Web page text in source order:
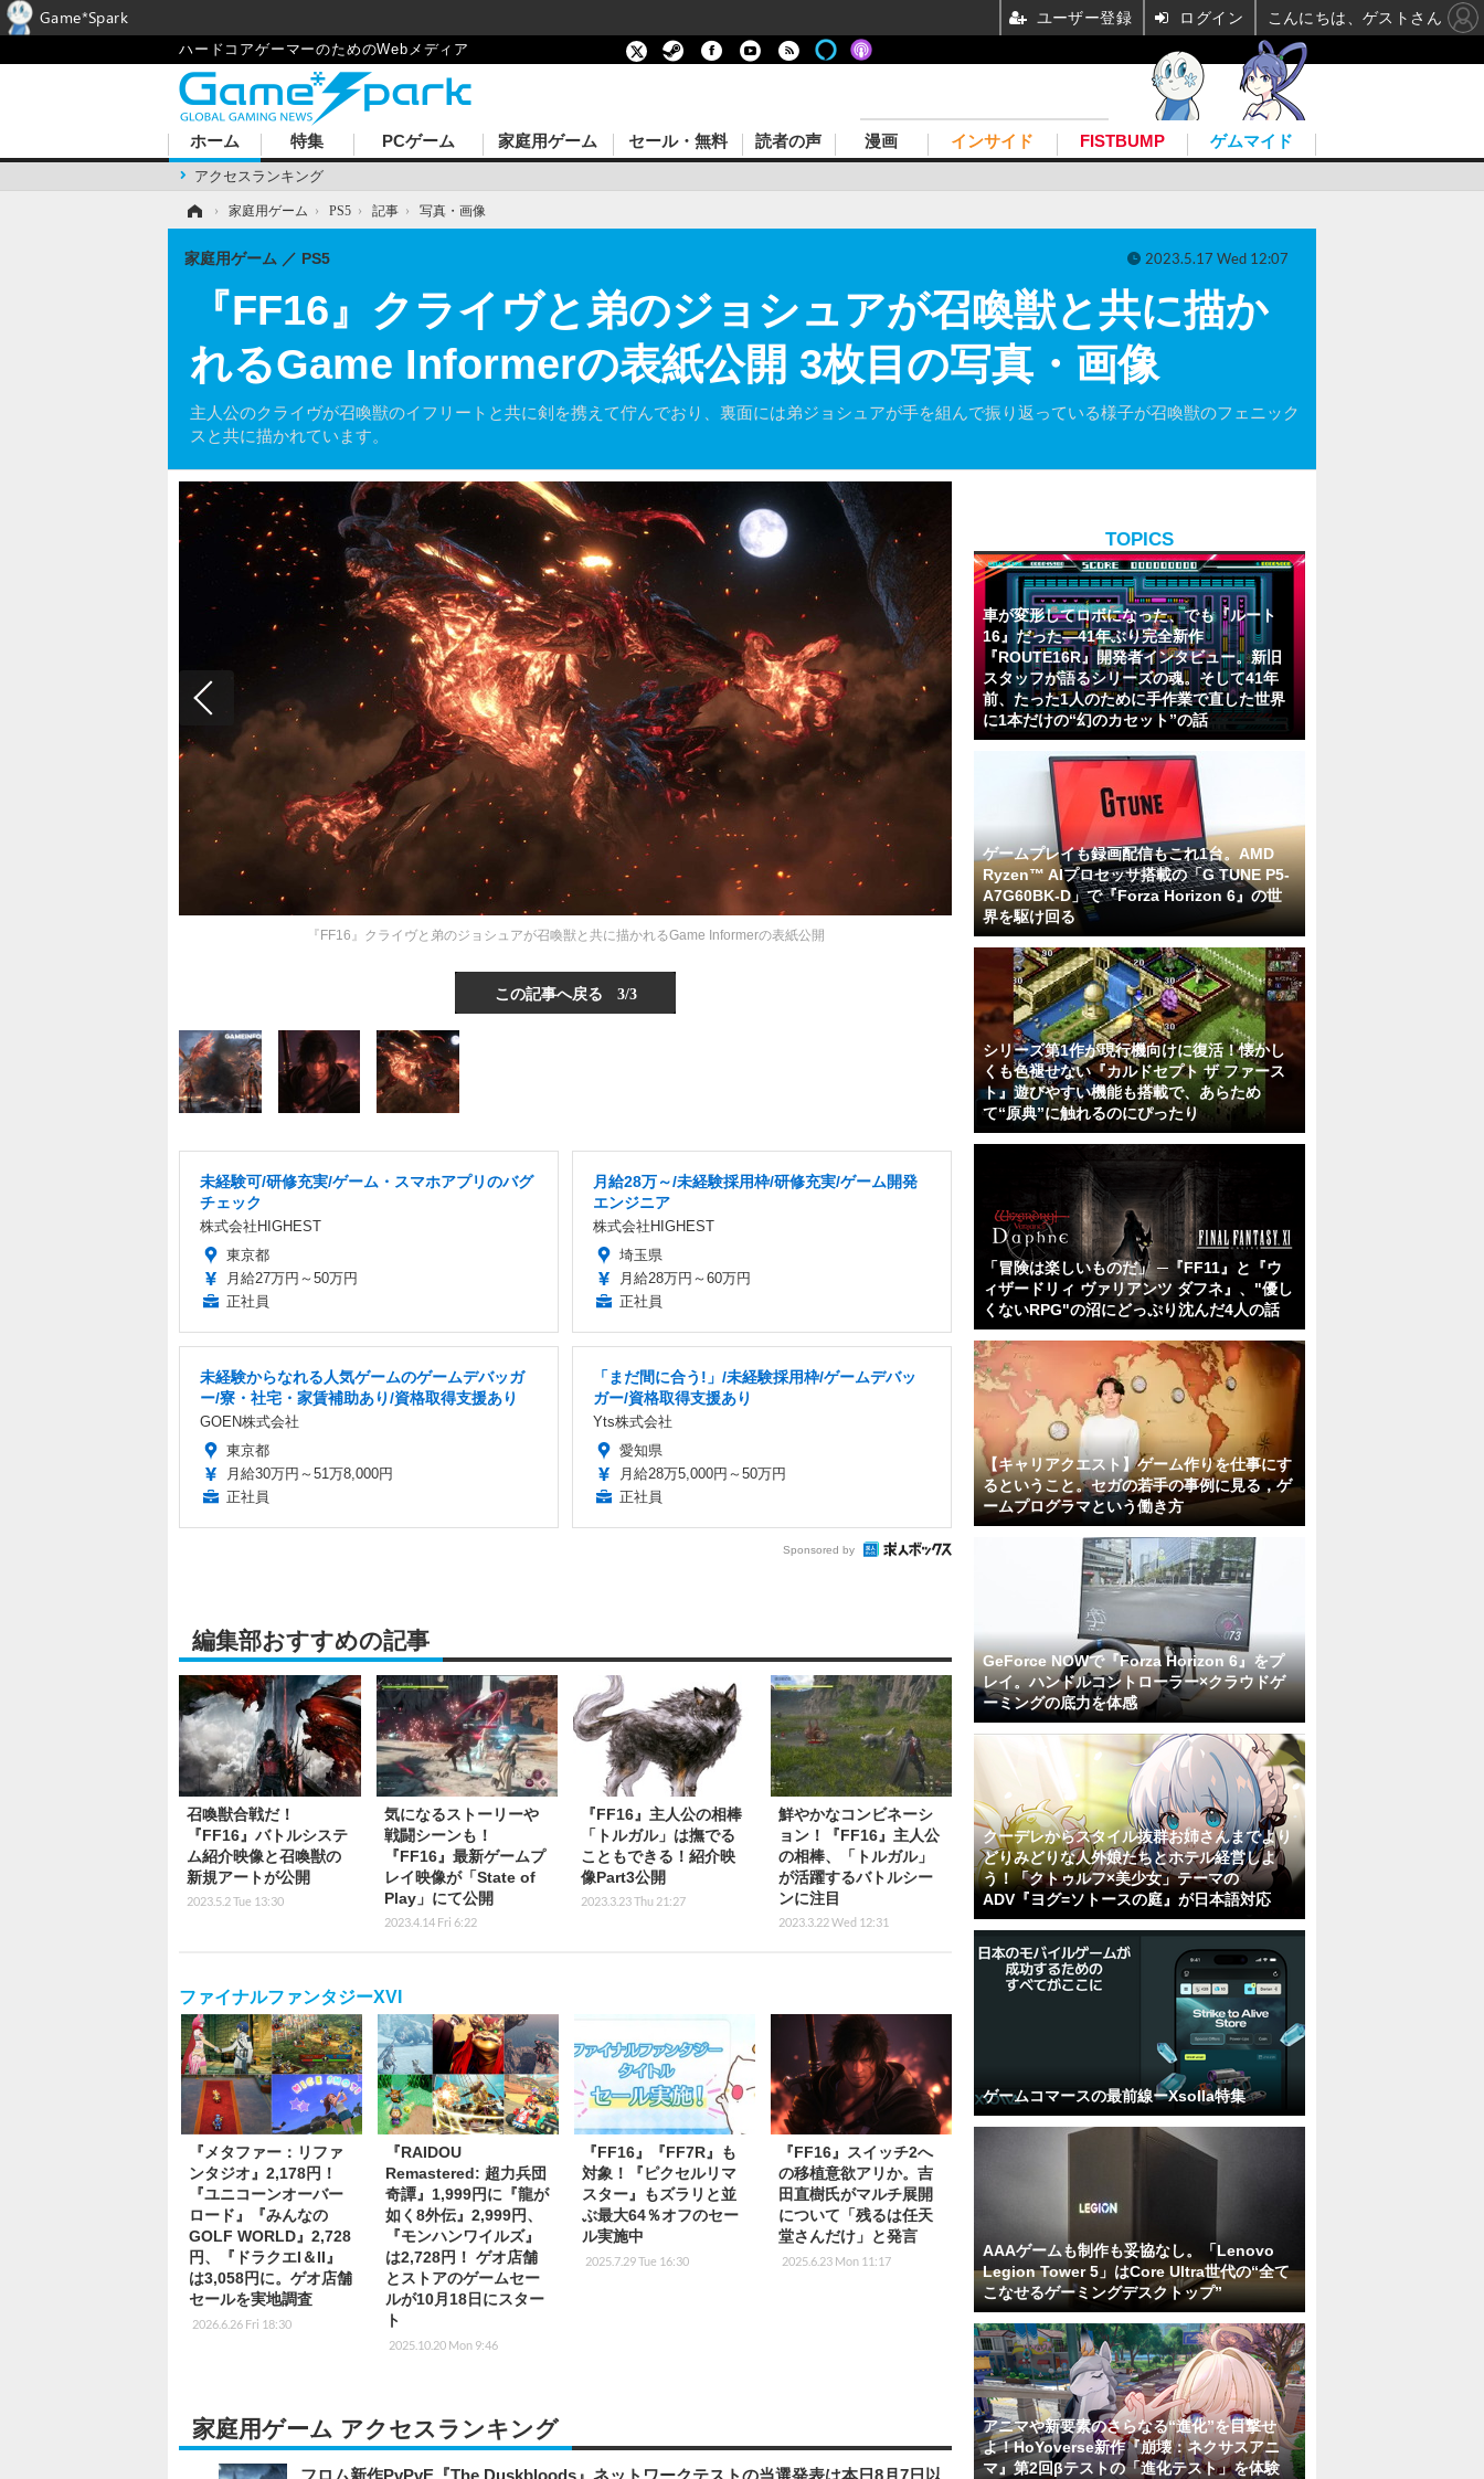
ハードコアゲーマーのためのWebメディア
ホーム
アクセスランキング
特集 PCゲーム 家庭用ゲーム セール・無料 読者の声 漫画 インサイド FISTBUMP ゲムマイド
› 家庭用ゲーム › PS5 › 記事 › 写真・画像
『FF16』クライヴと弟のジョシュアが召喚獣と共に描か
れるGame Informerの表紙公開 3枚目の写真・画像
主人公のクライヴが召喚獣のイフリートと共に剣を携えて佇んでおり、裏面には弟ジョシュアが手を組んで振り返っている様子が召喚獣のフェニック
スと共に描かれています。
家庭用ゲーム PS5 2023.5.17 Wed 12:07
『FF16』クライヴと弟のジョシュアが召喚獣と共に描かれるGame Informerの表紙公開
この記事へ戻る 3/3
未経験可/研修充実/ゲーム・スマホアプリのバグ
チェック
株式会社HIGHEST
東京都
月給27万円～50万円
正社員
月給28万～/未経験採用枠/研修充実/ゲーム開発
エンジニア
株式会社HIGHEST
埼玉県
月給28万円～60万円
正社員
未経験からなれる人気ゲームのゲームデバッガ
ー/寮・社宅・家賃補助あり/資格取得支援あり
GOEN株式会社
東京都
月給30万円～51万8,000円
正社員
「まだ間に合う!」/未経験採用枠/ゲームデバッ
ガー/資格取得支援あり
Yts株式会社
愛知県
月給28万5,000円～50万円
正社員
Sponsored by
編集部おすすめの記事
召喚獣合戦だ！
『FF16』バトルシステ
ム紹介映像と召喚獣の
新規アートが公開
2023.5.2 Tue 13:30
気になるストーリーや
戦闘シーンも！
『FF16』最新ゲームプ
レイ映像が「State of
Play」にて公開
2023.4.14 Fri 6:22
『FF16』主人公の相棒
「トルガル」は撫でる
こともできる！紹介映
像Part3公開
2023.3.23 Thu 21:27
鮮やかなコンビネーシ
ョン！『FF16』主人公
の相棒、「トルガル」
が活躍するバトルシー
ンに注目
2023.3.22 Wed 12:31
ファイナルファンタジーXVI
『メタファー：リファ
ンタジオ』2,178円！
『ユニコーンオーバー
ロード』『みんなの
GOLF WORLD』2,728
円、『ドラクエI＆II』
は3,058円に。ゲオ店舗
セールを実地調査
2026.6.26 Fri 18:30
『RAIDOU
Remastered: 超力兵団
奇譚』1,999円に『龍が
如く8外伝』2,999円、
『モンハンワイルズ』
は2,728円！ ゲオ店舗
とストアのゲームセー
ルが10月18日にスター
ト
2025.10.20 Mon 9:46
『FF16』『FF7R』も
対象！『ピクセルリマ
スター』もズラリと並
ぶ最大64％オフのセー
ル実施中
2025.7.29 Tue 16:30
『FF16』スイッチ2へ
の移植意欲アリか。吉
田直樹氏がマルチ展開
について「残るは任天
堂さんだけ」と発言
2025.6.23 Mon 11:17
家庭用ゲーム アクセスランキング
フロム新作PvPvE『The Duskbloods』ネットワークテストの当選発表は本日8月7日以
TOPICS
車が変形してロボになった、でも『ルート
16』だった―41年ぶり完全新作
『ROUTE16R』開発者インタビュー。新旧
スタッフが語るシリーズの魂。そして41年
前、たった1人のために手作業で直した世界
に1本だけの“幻のカセット”の話
ゲームプレイも録画配信もこれ1台。AMD
Ryzen™ AIプロセッサ搭載の「G TUNE P5-
A7G60BK-D」で『Forza Horizon 6』の世
界を駆け回る
シリーズ第1作が現行機向けに復活！懐かし
くも色褪せない『カルドセプト ザ ファース
ト』遊びやすい機能も搭載で、あらため
て“原典”に触れるのにぴったり
「冒険は楽しいものだ」 ─『FF11』と『ウ
ィザードリィ ヴァリアンツ ダフネ』、"優し
くないRPG"の沼にどっぷり沈んだ4人の話
【キャリアクエスト】ゲーム作りを仕事にす
るということ。セガの若手の事例に見る，ゲ
ームプログラマという働き方
GeForce NOWで『Forza Horizon 6』をプ
レイ。ハンドルコントローラー×クラウドゲ
ーミングの底力を体感
クーデレからスタイル抜群お姉さんまでより
どりみどりな人外娘たちとホテル経営しよ
う！「クトゥルフ×美少女」テーマの
ADV『ヨグ=ソトースの庭』が日本語対応
ゲームコマースの最前線ーXsolla特集
AAAゲームも制作も妥協なし。「Lenovo
Legion Tower 5」はCore Ultra世代の“全て
こなせるゲーミングデスクトップ”
アニマや新要素のさらなる“進化”を目撃せ
よ！HoYoverse新作『崩壊：ネクサスアニ
マ』第2回βテストの「進化テスト」を体験
Game*Spark ユーザー登録 ログイン こんにちは、ゲストさん